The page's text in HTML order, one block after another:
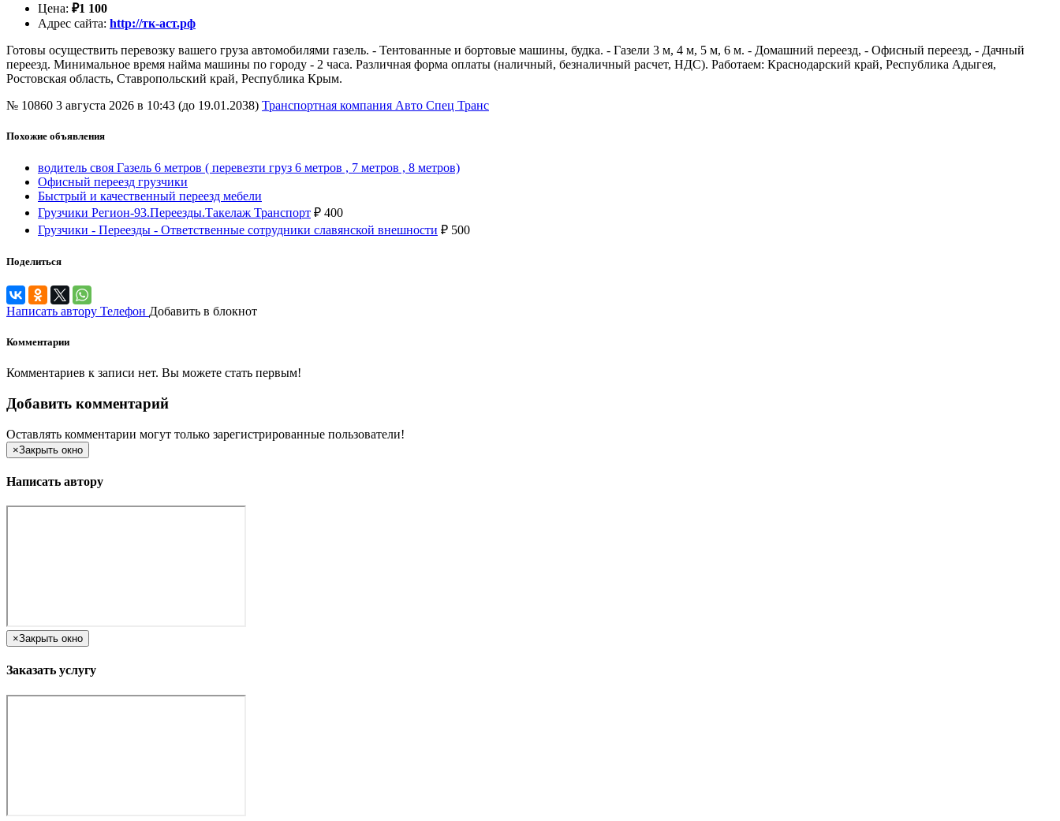
Цена: ₽1 100
Адрес сайта: http://тк-аст.рф
Готовы осуществить перевозку вашего груза автомобилями газель. - Тентованные и бортовые машины, будка. - Газели 3 м, 4 м, 5 м, 6 м. - Домашний переезд, - Офисный переезд, - Дачный
переезд. Минимальное время найма машины по городу - 2 часа. Различная форма оплаты (наличный, безналичный расчет, НДС). Работаем: Краснодарский край, Республика Адыгея,
Ростовская область, Ставропольский край, Республика Крым.
№ 10860 3 августа 2026 в 10:43 (до 19.01.2038) Транспортная компания Авто Спец Транс
Похожие объявления
водитель своя Газель 6 метров ( перевезти груз 6 метров , 7 метров , 8 метров)
Офисный переезд грузчики
Быстрый и качественный переезд мебели
Грузчики Регион-93.Переезды.Такелаж Транспорт ₽ 400
Грузчики - Переезды - Ответственные сотрудники славянской внешности ₽ 500
Поделиться
Написать автору Телефон Добавить в блокнот
Комментарии
Комментариев к записи нет. Вы можете стать первым!
Добавить комментарий
Оставлять комментарии могут только зарегистрированные пользователи!
×Закрыть окно
Написать автору
×Закрыть окно
Заказать услугу